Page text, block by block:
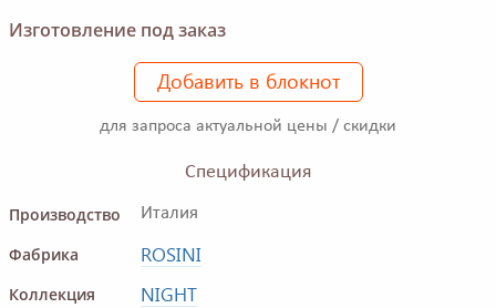
Изготовление под заказ
Добавить в блокнот
для запроса актуальной цены / скидки
Спецификация
Производство
Италия
Фабрика ROSINI
Коллекция NIGHT